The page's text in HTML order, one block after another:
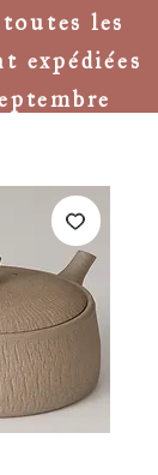
toutes les
expédiées